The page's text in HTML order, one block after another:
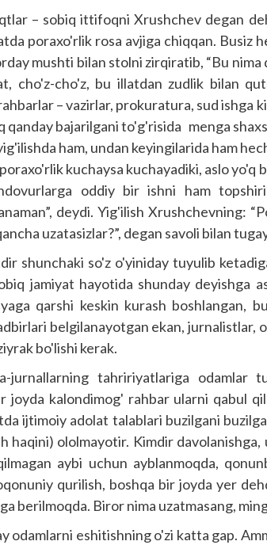
– sobiq ittifoqni Xrushchev degan
poraxo'rlik rosa avjiga chiqqan. Busiz
mushti bilan stolni zirqiratib, “Bu
cho'z-cho'z, bu illatdan zudlik bilan
– vazirlar, prokuratura, sud ishga
qanday bajarilgani to'g'risida menga
ham, undan keyingilarida ham
kuchaysa kuchayadiki, aslo yo'q
oddiy bir ishni ham
deydi. Yig'ilish Xrushchevning:
uzatasizlar?”, degan savoli bilan
shunchaki so'z o'yiniday tuyulib
jamiyat hayotida shunday deyishga
qarshi keskin kurash boshlangan,
belgilanayotgan ekan, jurnalistlar,
bo'lishi kerak.
jurnallarning tahririyatlariga odamlar
joyda kalondimog' rahbar ularni qabul
ijtimoiy adolat talablari buzilgani
haqini) ololmayotir. Kimdir
aybi uchun ayblanmoqda,
qurilish, boshqa bir joyda yer
berilmoqda. Biror nima uzatmasang,
odamlarni eshitishning o'zi katta gap.